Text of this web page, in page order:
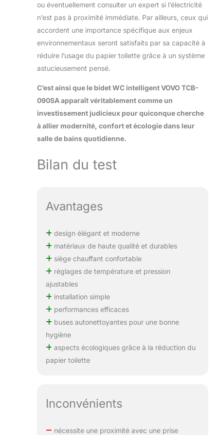
ou éventuellement consulter un expert si l’électricité
n’est pas à proximité immédiate. Par ailleurs, ceux qui
accordent une importance spécifique aux enjeux
environnementaux seront satisfaits par sa capacité à
réduire l’usage du papier toilette grâce à un système
astucieusement pensé.
C’est ainsi que le bidet WC intelligent VOVO TCB-
090SA apparaît véritablement comme un
investissement judicieux pour quiconque cherche
à allier modernité, confort et écologie dans leur
salle de bains quotidienne.
Bilan du test
Avantages
design élégant et moderne
matériaux de haute qualité et durables
siège chauffant confortable
réglages de température et pression
ajustables
installation simple
performances efficaces
buses autonettoyantes pour une bonne
hygiène
aspects écologiques grâce à la réduction du
papier toilette
Inconvénients
nécessite une proximité avec une prise